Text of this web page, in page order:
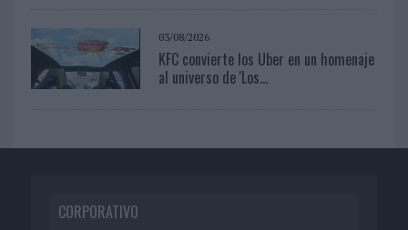
03/08/2026
KFC convierte los Uber en un homenaje
al universo de 'Los...
CORPORATIVO